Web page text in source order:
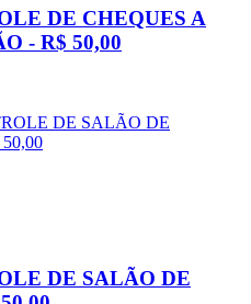
DE CHEQUES A
- R$ 50,00
DE SALÃO DE